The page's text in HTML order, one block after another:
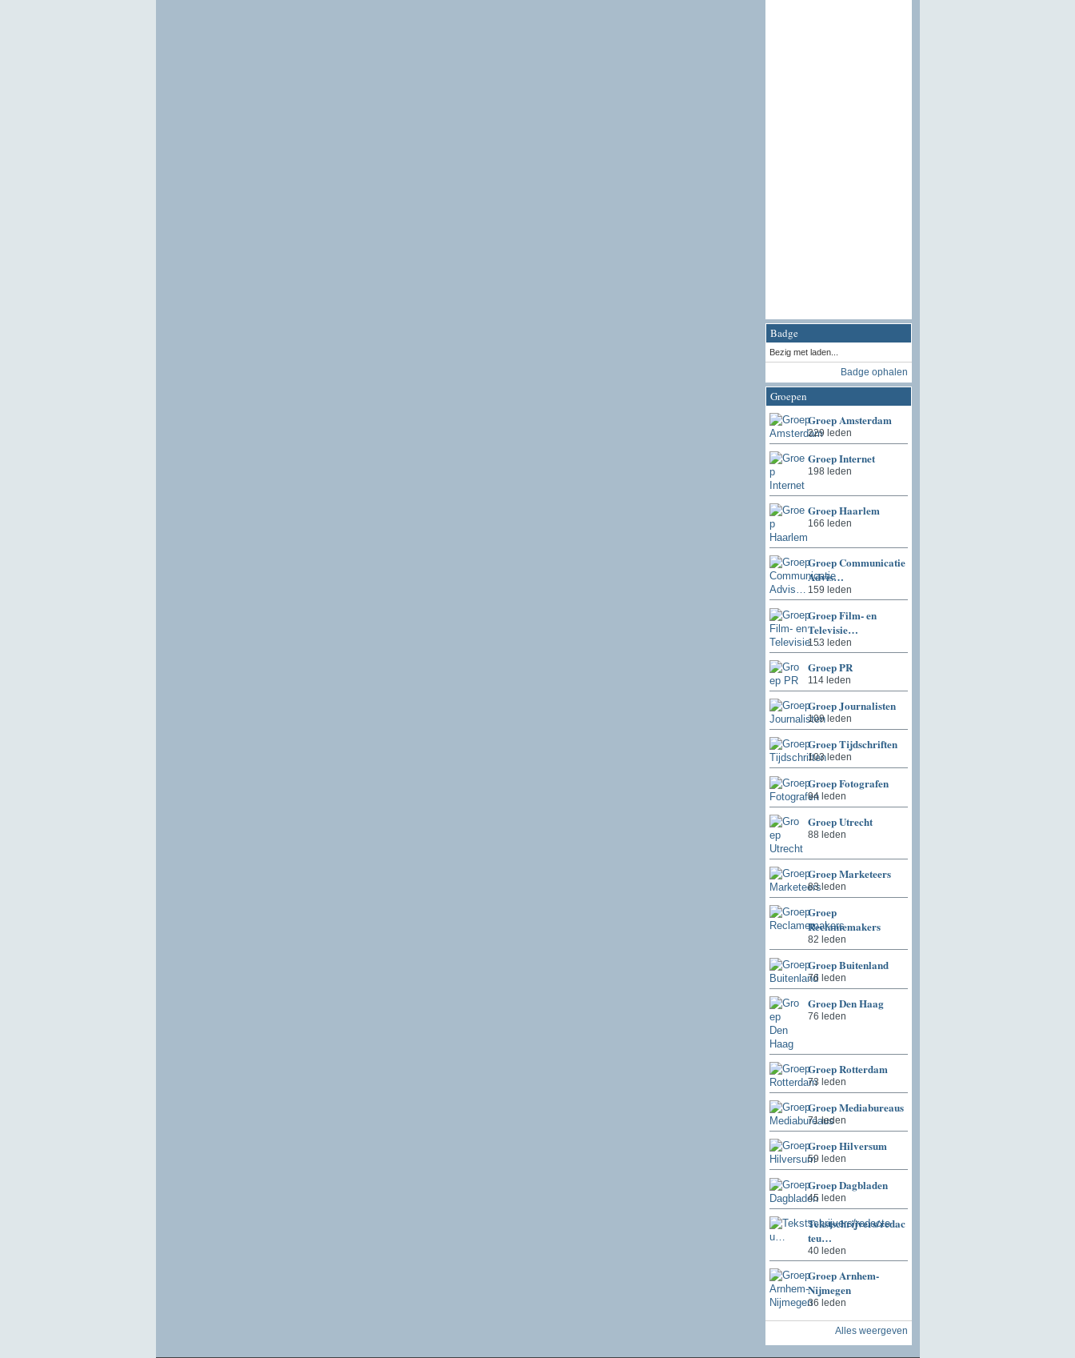
Badge
Bezig met laden...
Badge ophalen
Groepen
Groep Amsterdam
229 leden
Groep Internet
198 leden
Groep Haarlem
166 leden
Groep Communicatie
Advis…
159 leden
Groep Film- en
Televisie…
153 leden
Groep PR
114 leden
Groep Journalisten
109 leden
Groep Tijdschriften
103 leden
Groep Fotografen
94 leden
Groep Utrecht
88 leden
Groep Marketeers
83 leden
Groep
Reclamemakers
82 leden
Groep Buitenland
76 leden
Groep Den Haag
76 leden
Groep Rotterdam
73 leden
Groep Mediabureaus
71 leden
Groep Hilversum
59 leden
Groep Dagbladen
45 leden
Tekstschrijvers/redac
teu…
40 leden
Groep Arnhem-
Nijmegen
36 leden
Alles weergeven